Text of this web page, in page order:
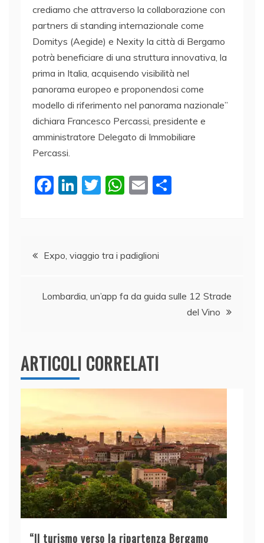
crediamo che attraverso la collaborazione con
partners di standing internazionale come
Domitys (Aegide) e Nexity la città di Bergamo
potrà beneficiare di una struttura innovativa, la
prima in Italia, acquisendo visibilità nel
panorama europeo e proponendosi come
modello di riferimento nel panorama nazionale”
dichiara Francesco Percassi, presidente e
amministratore Delegato di Immobiliare
Percassi.
F
b
o
Li
dI
T
W
A
p
E
Navigazione
Expo, viaggio tra i padiglioni
Lombardia, un’app fa da guida sulle 12 Strade
del Vino
ARTICOLI CORRELATI
“Il turismo verso la ripartenza Bergamo